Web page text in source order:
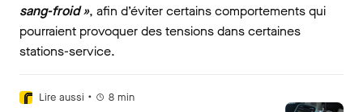
sang-froid », afin d’éviter certains comportements qui
pourraient provoquer des tensions dans certaines
stations-service.
Lire aussi • 8 min